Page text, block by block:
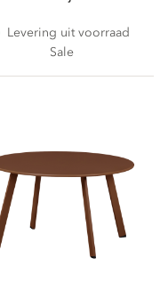
Levering uit voorraad
Sale